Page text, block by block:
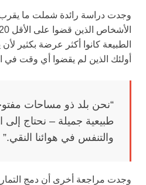
الطبيعة كانوا أكثر عرضة بكثير
أولئك الذين لم يقضوا أي وقت في
“نحن بلد ذو مساحات
طبيعية جميلة – نحتاج إلى
والتنفس في هوائنا النقي.”
وجدت مراجعة أخرى أن دمج